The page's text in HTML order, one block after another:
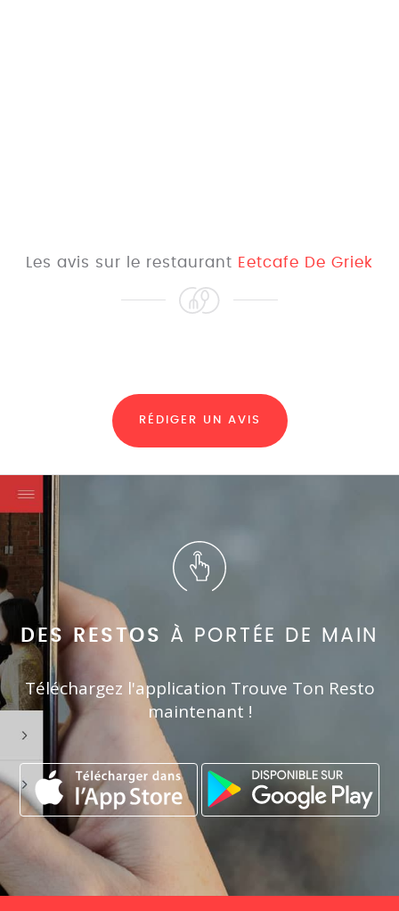
Les avis sur le restaurant Eetcafe De Griek
RÉDIGER UN AVIS
DES RESTOS À PORTÉE DE MAIN
Téléchargez l'application Trouve Ton Resto
maintenant !